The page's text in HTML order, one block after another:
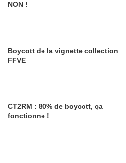
NON !
Boycott de la vignette collection
FFVE
CT2RM : 80% de boycott, ça
fonctionne !